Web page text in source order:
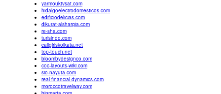
yarmouktvsat.com
hidalgoelectrodomesticos.com
edificiodelicias.com
dikurat-alsharqia.com
re-sha.com
turisindo.com
callgirlskolkata.net
top-touch.net
bloombydesignco.com
coc-layouts-wiki.com
sio-nayuta.com
real-financial-dynamics.com
moroccotravelway.com